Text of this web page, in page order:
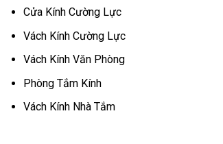
Cửa Kính Cường Lực
Vách Kính Cường Lực
Vách Kính Văn Phòng
Phòng Tắm Kính
Vách Kính Nhà Tắm